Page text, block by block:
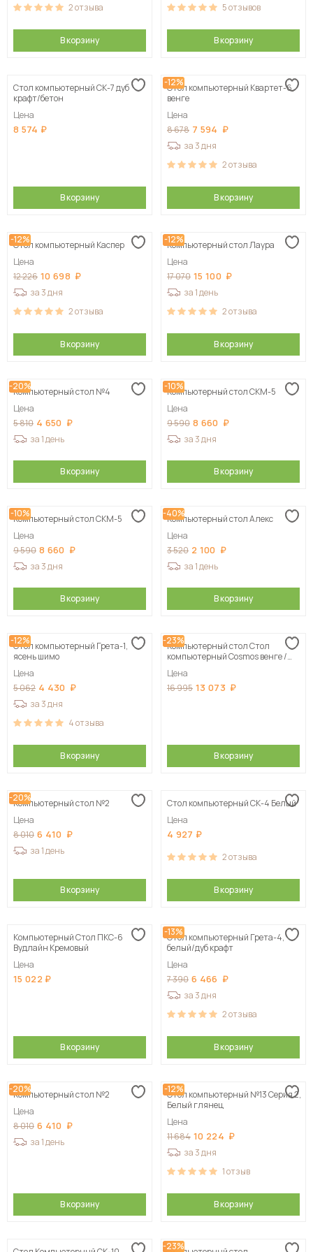
2отзыва
В корзину
5отзывов
В корзину
Стол компьютерный СК-7 дуб
крафт/бетон
Цена
8 574
В корзину
-12%
Стол компьютерный Квартет-6,
венге
Цена
8 678 7 594
за 3 дня
2отзыва
В корзину
-12%
Стол компьютерный Каспер
Цена
12 226 10 698
за 3 дня
2отзыва
В корзину
-12%
Компьютерный стол Лаура
Цена
17 070 15 100
за 1 день
2отзыва
В корзину
-20%
Компьютерный стол №4
Цена
5 810 4 650
за 1 день
В корзину
-10%
Компьютерный стол СКМ-5
Цена
9 590 8 660
за 3 дня
В корзину
-10%
Компьютерный стол СКМ-5
Цена
9 590 8 660
за 3 дня
В корзину
-40%
Компьютерный стол Алекс
Цена
3 520 2 100
за 1 день
В корзину
-12%
Стол компьютерный Грета-1,
ясень шимо
Цена
5 062 4 430
за 3 дня
4отзыва
В корзину
-23%
Компьютерный стол Стол
компьютерный Cosmos венге /
Цена
16 995 13 073
В корзину
-20%
Компьютерный стол №2
Цена
8 010 6 410
за 1 день
В корзину
Стол компьютерный СК-4 Белый
Цена
4 927
2отзыва
В корзину
Компьютерный Стол ПКС-6
Вудлайн Кремовый
Цена
15 022
В корзину
-13%
Стол компьютерный Грета-4,
белый/дуб крафт
Цена
7 390 6 466
за 3 дня
2отзыва
В корзину
-20%
Компьютерный стол №2
Цена
8 010 6 410
за 1 день
В корзину
-12%
Стол компьютерный №13 Серия 2,
Белый глянец
Цена
11 684 10 224
за 3 дня
1отзыв
В корзину
-23%